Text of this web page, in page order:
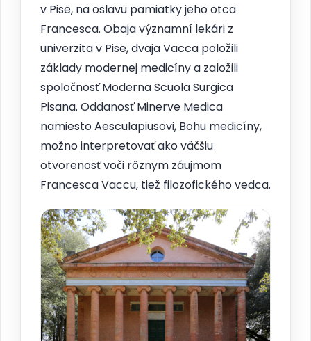
v Pise, na oslavu pamiatky jeho otca
Francesca. Obaja významní lekári z
univerzita v Pise, dvaja Vacca položili
základy modernej medicíny a založili
spoločnosť Moderna Scuola Surgica
Pisana. Oddanosť Minerve Medica
namiesto Aesculapiusovi, Bohu medicíny,
možno interpretovať ako väčšiu
otvorenosť voči rôznym záujmom
Francesca Vaccu, tiež filozofického vedca.